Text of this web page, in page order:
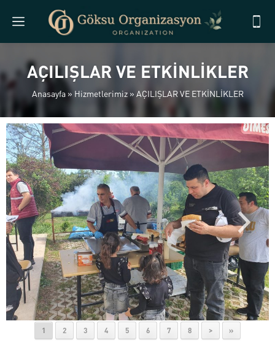
AÇILIŞLAR VE ETKİNLİKLER
Anasayfa» Hizmetlerimiz» AÇILIŞLAR VE ETKİNLİKLER
1 2 3 4 5 6 7 8 > »